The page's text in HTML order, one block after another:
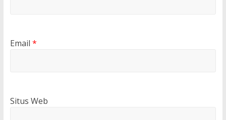
Email *
Situs Web